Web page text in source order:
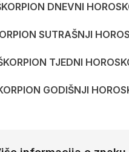
DNEVNI
SUTRAŠNJI
TJEDNI
GODIŠNJI